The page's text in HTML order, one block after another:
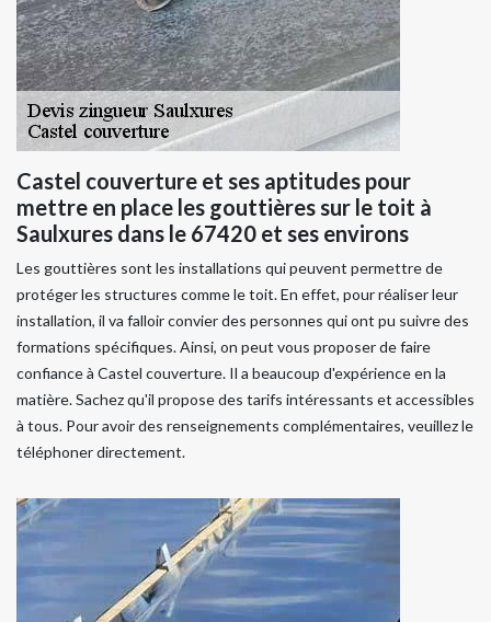
Castel couverture et ses aptitudes pour
mettre en place les gouttières sur le toit à
Saulxures dans le 67420 et ses environs
Les gouttières sont les installations qui peuvent permettre de
protéger les structures comme le toit. En effet, pour réaliser leur
installation, il va falloir convier des personnes qui ont pu suivre des
formations spécifiques. Ainsi, on peut vous proposer de faire
confiance à Castel couverture. Il a beaucoup d'expérience en la
matière. Sachez qu'il propose des tarifs intéressants et accessibles
à tous. Pour avoir des renseignements complémentaires, veuillez le
téléphoner directement.